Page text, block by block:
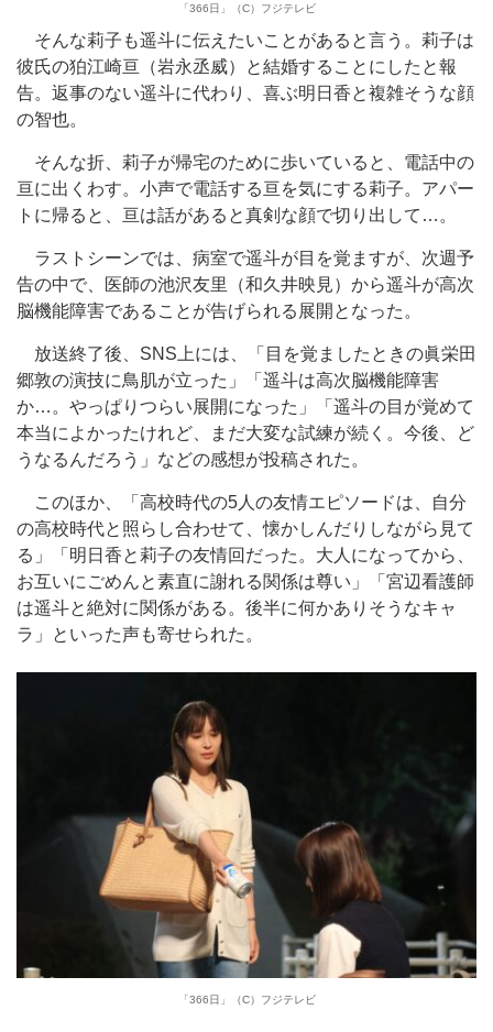
「366日」（C）フジテレビ
そんな莉子も遥斗に伝えたいことがあると言う。莉子は
彼氏の狛江崎亘（岩永丞威）と結婚することにしたと報
告。返事のない遥斗に代わり、喜ぶ明日香と複雑そうな顔
の智也。
そんな折、莉子が帰宅のために歩いていると、電話中の
亘に出くわす。小声で電話する亘を気にする莉子。アパー
トに帰ると、亘は話があると真剣な顔で切り出して…。
ラストシーンでは、病室で遥斗が目を覚ますが、次週予
告の中で、医師の池沢友里（和久井映見）から遥斗が高次
脳機能障害であることが告げられる展開となった。
放送終了後、SNS上には、「目を覚ましたときの眞栄田
郷敦の演技に鳥肌が立った」「遥斗は高次脳機能障害
か…。やっぱりつらい展開になった」「遥斗の目が覚めて
本当によかったけれど、まだ大変な試練が続く。今後、ど
うなるんだろう」などの感想が投稿された。
このほか、「高校時代の5人の友情エピソードは、自分
の高校時代と照らし合わせて、懐かしんだりしながら見て
る」「明日香と莉子の友情回だった。大人になってから、
お互いにごめんと素直に謝れる関係は尊い」「宮辺看護師
は遥斗と絶対に関係がある。後半に何かありそうなキャ
ラ」といった声も寄せられた。
「366日」（C）フジテレビ